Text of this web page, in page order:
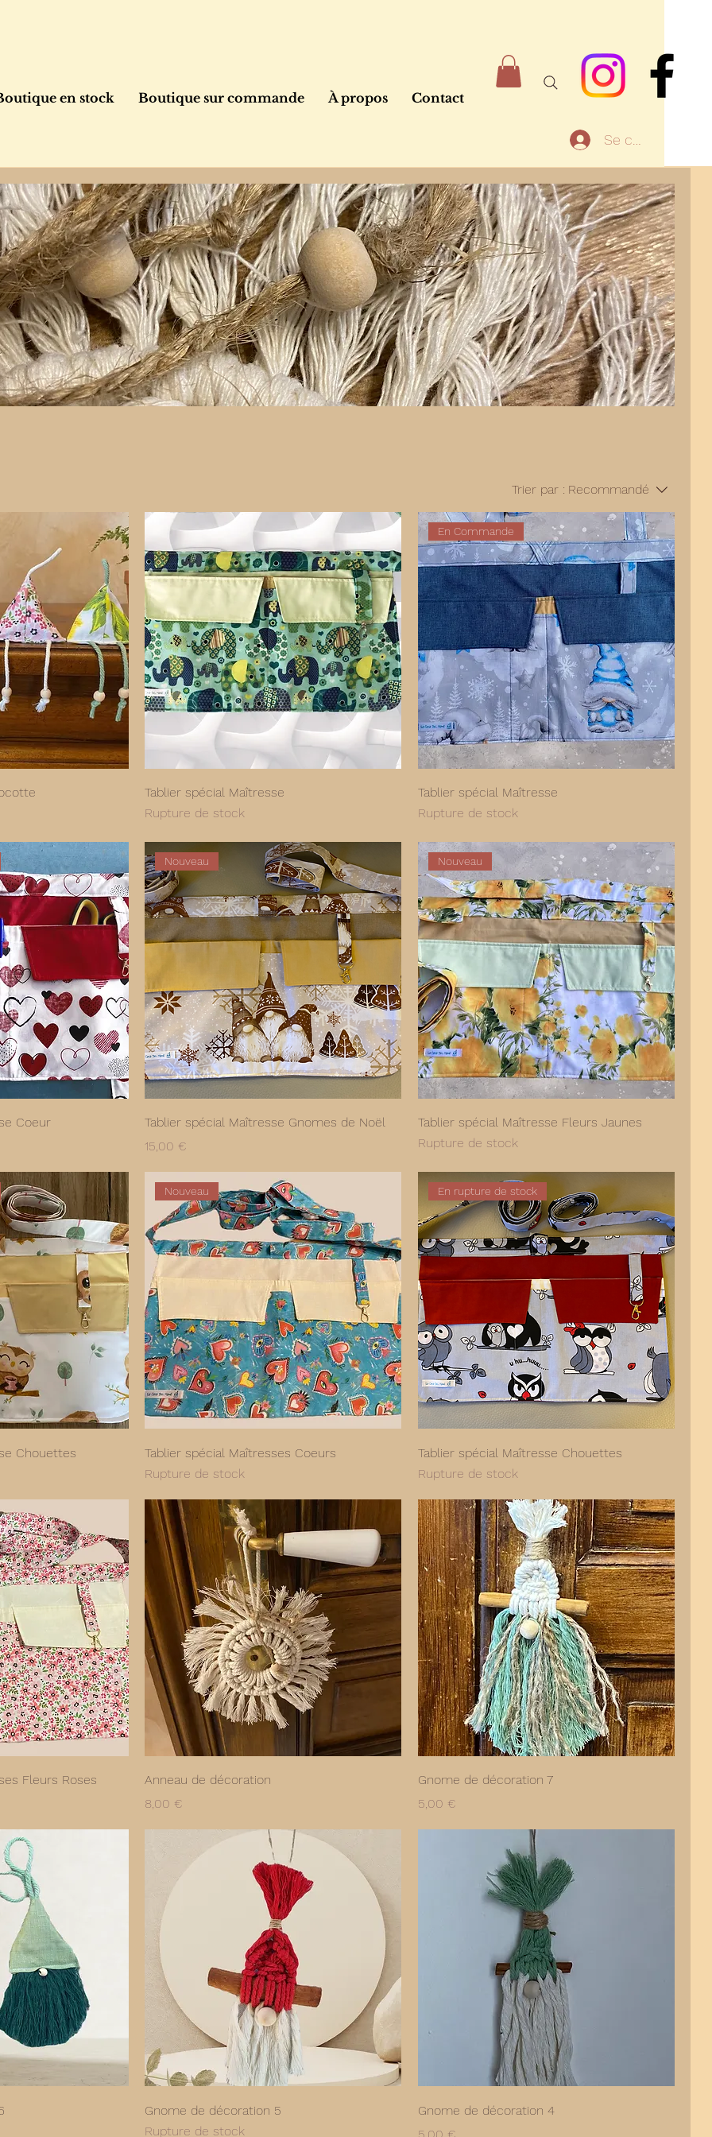
en stock Boutique sur commande À propos Contact
Se connecter
Trier par : Recommandé
Tablier spécial Maîtresse
Rupture de stock
En Commande
Tablier spécial Maîtresse
Rupture de stock
Coeur
Nouveau
Tablier spécial Maîtresse Gnomes de Noël
Prix
15,00 €
Nouveau
Tablier spécial Maîtresse Fleurs Jaunes
Rupture de stock
Chouettes
Nouveau
Tablier spécial Maîtresses Coeurs
Rupture de stock
En rupture de stock
Tablier spécial Maîtresse Chouettes
Rupture de stock
Fleurs Roses
Anneau de décoration
Prix
8,00 €
Gnome de décoration 7
Prix
5,00 €
Gnome de décoration 5
Rupture de stock
Gnome de décoration 4
Prix
5,00 €